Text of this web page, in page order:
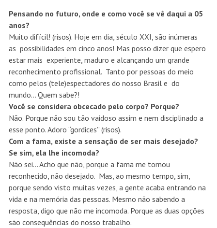
Pensando no futuro, onde e como você se vê daqui a 05
anos?
Muito difícil! (risos). Hoje em dia, século XXI, são inúmeras
as possibilidades em cinco anos! Mas posso dizer que espero
estar mais experiente, maduro e alcançando um grande
reconhecimento profissional. Tanto por pessoas do meio
como pelos (tele)espectadores do nosso Brasil e do
mundo… Quem sabe?!
Você se considera obcecado pelo corpo? Porque?
Não. Porque não sou tão vaidoso assim e nem disciplinado a
esse ponto. Adoro “gordices” (risos).
Com a fama, existe a sensação de ser mais desejado?
Se sim, ela lhe incomoda?
Não sei… Acho que não, porque a fama me tornou
reconhecido, não desejado. Mas, ao mesmo tempo, sim,
porque sendo visto muitas vezes, a gente acaba entrando na
vida e na memória das pessoas. Mesmo não sabendo a
resposta, digo que não me incomoda. Porque as duas opções
são consequências do nosso trabalho.